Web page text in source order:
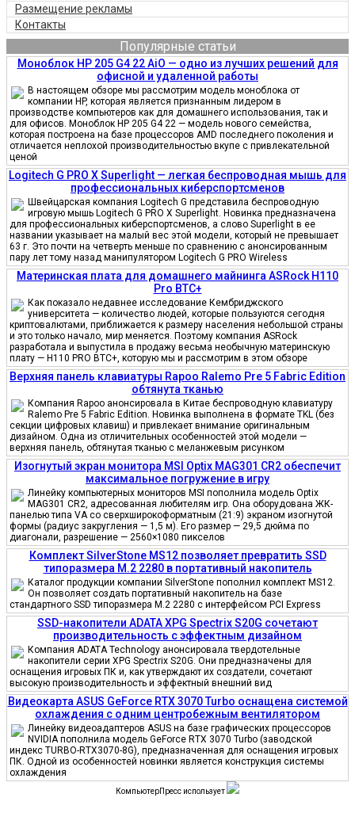
Размещение рекламы
Контакты
Популярные статьи
Моноблок HP 205 G4 22 AiO — одно из лучших решений для
офисной и удаленной работы
В настоящем обзоре мы рассмотрим модель моноблока от
компании HP, которая является признанным лидером в
производстве компьютеров как для домашнего использования, так и
для офисов. Моноблок HP 205 G4 22 — модель нового семейства,
которая построена на базе процессоров AMD последнего поколения и
отличается неплохой производительностью вкупе с привлекательной
ценой
Logitech G PRO X Superlight — легкая беспроводная мышь для
профессиональных киберспортсменов
Швейцарская компания Logitech G представила беспроводную
игровую мышь Logitech G PRO X Superlight. Новинка предназначена
для профессиональных киберспортсменов, а слово Superlight в ее
названии указывает на малый вес этой модели, который не превышает
63 г. Это почти на четверть меньше по сравнению с анонсированным
пару лет тому назад манипулятором Logitech G PRO Wireless
Материнская плата для домашнего майнинга ASRock H110
Pro BTC+
Как показало недавнее исследование Кембриджского
университета — количество людей, которые пользуются сегодня
криптовалютами, приближается к размеру населения небольшой страны
и это только начало, мир меняется. Поэтому компания ASRock
разработала и выпустила в продажу весьма необычную материнскую
плату — H110 PRO BTC+, которую мы и рассмотрим в этом обзоре
Верхняя панель клавиатуры Rapoo Ralemo Pre 5 Fabric Edition
обтянута тканью
Компания Rapoo анонсировала в Китае беспроводную клавиатуру
Ralemo Pre 5 Fabric Edition. Новинка выполнена в формате TKL (без
секции цифровых клавиш) и привлекает внимание оригинальным
дизайном. Одна из отличительных особенностей этой модели —
верхняя панель, обтянутая тканью с меланжевым рисунком
Изогнутый экран монитора MSI Optix MAG301 CR2 обеспечит
максимальное погружение в игру
Линейку компьютерных мониторов MSI пополнила модель Optix
MAG301 CR2, адресованная любителям игр. Она оборудована ЖК-
панелью типа VA со сверхширокоформатным (21:9) экраном изогнутой
формы (радиус закругления — 1,5 м). Его размер — 29,5 дюйма по
диагонали, разрешение — 2560×1080 пикселов
Комплект SilverStone MS12 позволяет превратить SSD
типоразмера M.2 2280 в портативный накопитель
Каталог продукции компании SilverStone пополнил комплект MS12.
Он позволяет создать портативный накопитель на базе
стандартного SSD типоразмера M.2 2280 с интерфейсом PCI Express
SSD-накопители ADATA XPG Spectrix S20G сочетают
производительность с эффектным дизайном
Компания ADATA Technology анонсировала твердотельные
накопители серии XPG Spectrix S20G. Они предназначены для
оснащения игровых ПК и, как утверждают их создатели, сочетают
высокую производительность и эффектный внешний вид
Видеокарта ASUS GeForce RTX 3070 Turbo оснащена системой
охлаждения с одним центробежным вентилятором
Линейку видеоадаптеров ASUS на базе графических процессоров
NVIDIA пополнила модель GeForce RTX 3070 Turbo (заводской
индекс TURBO-RTX3070-8G), предназначенная для оснащения игровых
ПК. Одной из особенностей новинки является конструкция системы
охлаждения
КомпьютерПресс использует